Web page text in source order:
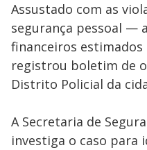
Assustado com as
segurança pessoal —
financeiros
registrou boletim de
Distrito Policial da
A Secretaria de
investiga o caso para